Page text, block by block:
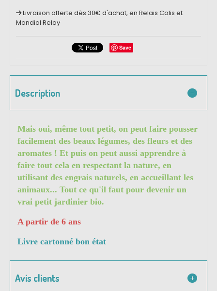
Livraison offerte dès 30€ d'achat, en Relais Colis et
Mondial Relay
Save
Description
Mais oui, même tout petit, on peut faire pousser
facilement des beaux légumes, des fleurs et des
aromates ! Et puis on peut aussi apprendre à
faire tout cela en respectant la nature, en
utilisant des engrais naturels, en accueillant les
animaux... Tout ce qu'il faut pour devenir un
vrai petit jardinier bio.
A partir de 6 ans
Livre cartonné bon état
Avis clients